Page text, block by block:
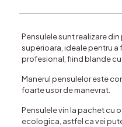
Pensulele sunt realizare
superioara, ideale pentru a
profesional, fiind blande cu
Manerul pensulelor este
foarte usor de manevrat.
Pensulele vin la pachet cu
ecologica, astfel ca vei